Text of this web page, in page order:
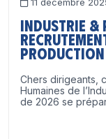
Industrie &
production
Chers dirigeants,
Humaines de
de 2026 se